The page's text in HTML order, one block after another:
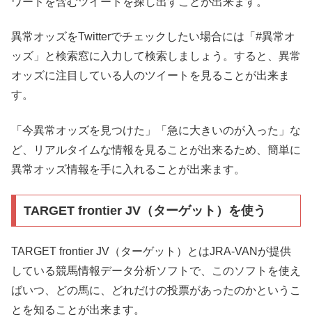
異常オッズをTwitterでチェックしたい場合には「#異常オ
ッズ」と検索窓に入力して検索しましょう。すると、異常
オッズに注目している人のツイートを見ることが出来ま
す。
「今異常オッズを見つけた」「急に大きいのが入った」な
ど、リアルタイムな情報を見ることが出来るため、簡単に
異常オッズ情報を手に入れることが出来ます。
TARGET frontier JV（ターゲット）を使う
TARGET frontier JV（ターゲット）とはJRA-VANが提供
している競馬情報データ分析ソフトで、このソフトを使え
ばいつ、どの馬に、どれだけの投票があったのかというこ
とを知ることが出来ます。